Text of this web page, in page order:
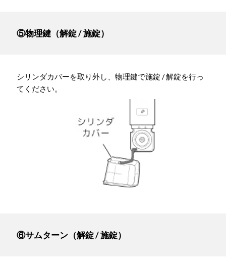
⑤物理鍵（解錠 / 施錠）
シリンダカバーを取り外し、物理鍵で施錠 / 解錠を行っ
てください。
⑥サムターン（解錠 / 施錠）